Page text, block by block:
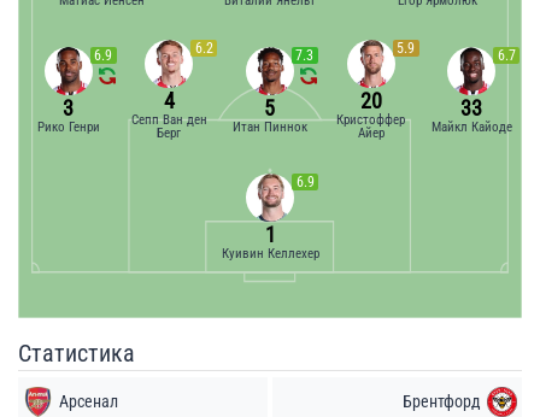
6.9
1
Куивин Келлехер
6.9
3
Рико Генри
6.2
4
Сепп Ван ден
Берг
7.3
5
Итан Пиннок
5.9
20
Кристоффер
Айер
6.7
33
Майкл Кайоде
Статистика
Арсенал Брентфорд